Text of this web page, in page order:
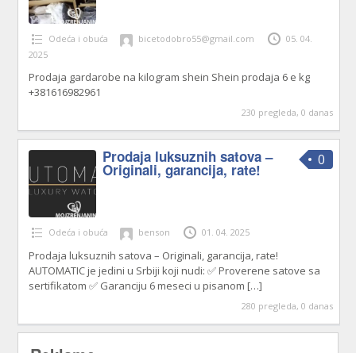
Odeća i obuća bicetodobro55@gmail.com
05. 04.
2025
Prodaja gardarobe na kilogram shein Shein prodaja 6 e kg
+381616982961
230 pregleda, 0 danas
0
Prodaja luksuznih satova –
Originali, garancija, rate!
Odeća i obuća benson 01. 04. 2025
Prodaja luksuznih satova – Originali, garancija, rate!
AUTOMATIC je jedini u Srbiji koji nudi: ✅ Proverene satove sa
sertifikatom ✅ Garanciju 6 meseci u pisanom […]
280 pregleda, 0 danas